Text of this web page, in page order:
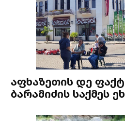
აფხაზეთის დე
ბარამიძის საქმეს